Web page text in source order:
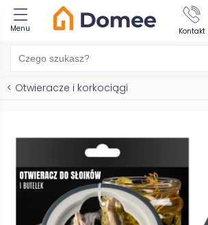
Menu Kontakt
< Otwieracze i korkociągi